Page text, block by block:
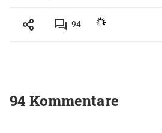
94
94 Kommentare